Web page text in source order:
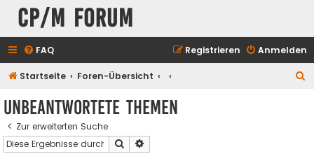
CP/M Forum
FAQ Anmelden
Registrieren
Startseite Foren-Übersicht
Unbeantwortete Themen
Zur erweiterten Suche
Suche